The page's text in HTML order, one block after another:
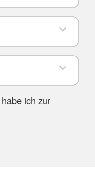
habe ich zur